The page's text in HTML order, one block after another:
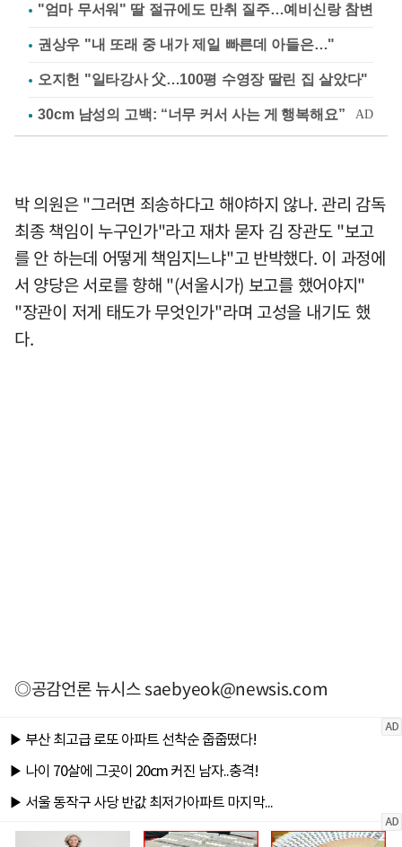
"엄마 무서워" 딸 절규에도 만취 질주…예비신랑 참변
권상우 "내 또래 중 내가 제일 빠른데 아들은…"
오지헌 "일타강사 父…100평 수영장 딸린 집 살았다"
박 의원은 "그러면 죄송하다고 해야하지 않나. 관리 감독
최종 책임이 누구인가"라고 재차 묻자 김 장관도 "보고
를 안 하는데 어떻게 책임지느냐"고 반박했다. 이 과정에
서 양당은 서로를 향해 "(서울시가) 보고를 했어야지"
"장관이 저게 태도가 무엇인가"라며 고성을 내기도 했
다.
◎공감언론 뉴시스saebyeok@newsis.com